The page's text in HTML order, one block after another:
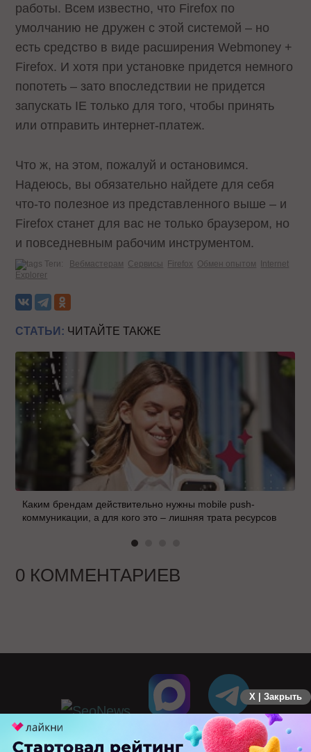
работы. Всем известно, что Firefox по
умолчанию не дружен с этой системой – но
есть средство в виде расширения Webmoney +
Firefox. И хотя при установке придется немного
попотеть – зато впоследствии не придется
запускать IE только для того, чтобы принять
или отправить интернет-платеж.
Что ж, на этом, пожалуй и остановимся.
Надеюсь, вы обязательно найдете для себя
что-то полезное из представленного выше – и
Firefox станет для вас не только браузером, но
и повседневным рабочим инструментом.
Теги: Вебмастерам Сервисы Firefox Обмен опытом Internet
Explorer
СТАТЬИ: ЧИТАЙТЕ ТАКЖЕ
Каким брендам действительно нужны mobile push-
коммуникации, а для кого это – лишняя трата ресурсов
0 КОММЕНТАРИЕВ
X | Закрыть
ПЕРЕЙТИ НА ПОЛНУЮ ВЕРСИЮ